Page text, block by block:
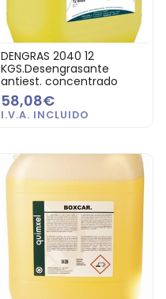
DENGRAS 2040 12
KGS.Desengrasante
antiest. concentrado
58,08€